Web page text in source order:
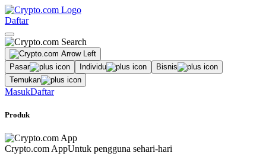
Daftar
Pasar Individu
Bisnis
Temukan
MasukDaftar
Produk
Crypto.com AppUntuk pengguna sehari-hari